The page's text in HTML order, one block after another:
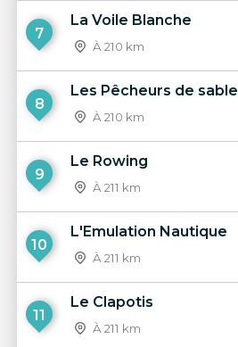
7
La Voile Blanche
À 210 km
8
Les Pêcheurs de sable
À 210 km
9
Le Rowing
À 211 km
10
L'Emulation Nautique
À 211 km
11
Le Clapotis
À 211 km